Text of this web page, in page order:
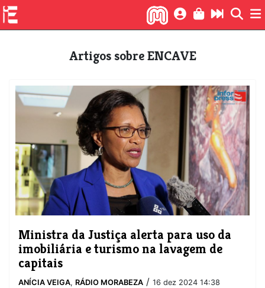
Artigos sobre ENCAVE
Ministra da Justiça alerta para uso da
imobiliária e turismo na lavagem de
capitais
ANÍCIA VEIGA, RÁDIO MORABEZA / 16 dez 2024 14:38